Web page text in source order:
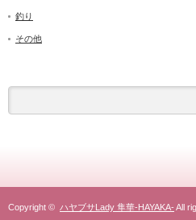
釣り
その他
Copyright © ハヤブサLady 隼華-HAYAKA- All